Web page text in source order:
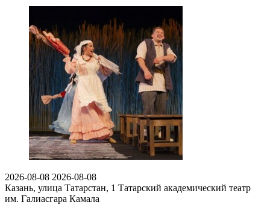
2026-08-08 2026-08-08
Казань, улица Татарстан, 1 Татарский академический театр
им. Галиасгара Камала